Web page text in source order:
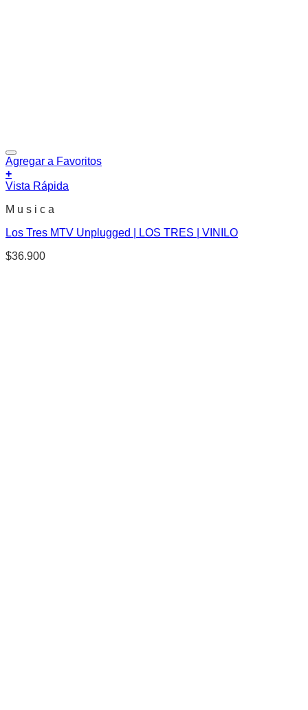
Agregar a Favoritos
+
Vista Rápida
M u s i c a
Los Tres MTV Unplugged | LOS TRES | VINILO
$36.900